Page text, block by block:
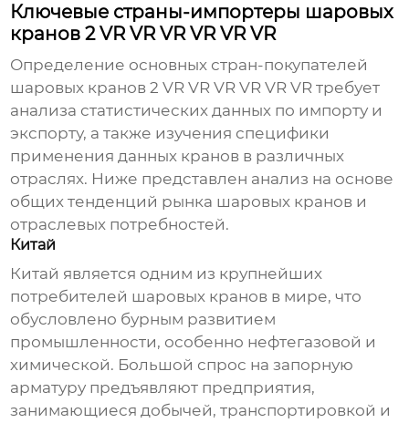
Ключевые страны-импортеры шаровых
кранов 2 VR VR VR VR VR VR
Определение основных стран-покупателей
шаровых кранов 2 VR VR VR VR VR VR требует
анализа статистических данных по импорту и
экспорту, а также изучения специфики
применения данных кранов в различных
отраслях. Ниже представлен анализ на основе
общих тенденций рынка шаровых кранов и
отраслевых потребностей.
Китай
Китай является одним из крупнейших
потребителей шаровых кранов в мире, что
обусловлено бурным развитием
промышленности, особенно нефтегазовой и
химической. Большой спрос на запорную
арматуру предъявляют предприятия,
занимающиеся добычей, транспортировкой и